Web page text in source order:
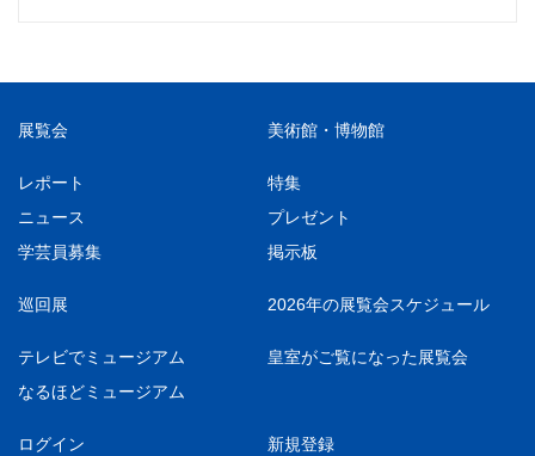
展覧会 美術館・博物館
レポート
特集
ニュース
プレゼント
学芸員募集
掲示板
巡回展 2026年の展覧会スケジュール
テレビでミュージアム
皇室がご覧になった展覧会
なるほどミュージアム
ログイン
新規登録